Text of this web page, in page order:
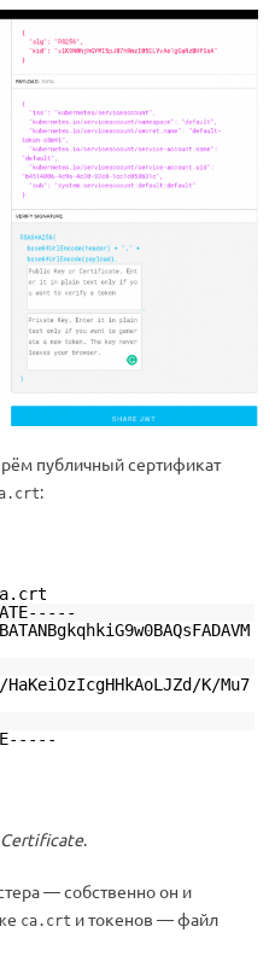
публичный сертификат
:
HaKeiOzIcgHHkAoLJZd/K/Mu7
.
— собственно он и
ca.crt и токенов — файл